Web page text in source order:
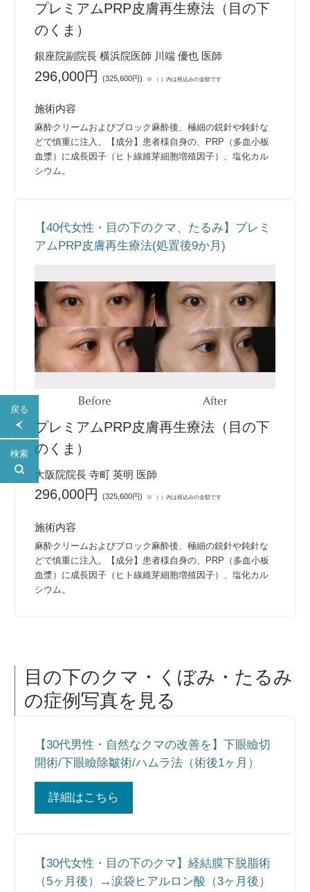
戻る
検索
プレミアムPRP皮膚再生療法（目の下
のくま）
銀座院副院長 横浜院医師 川端 優也 医師
296,000円(325,600円) ※ （ ）内は税込みの金額です
施術内容
麻酔クリームおよびブロック麻酔後、極細の鋭針や鈍針な
どで慎重に注入。【成分】患者様自身の、PRP（多血小板
血漿）に成長因子（ヒト線維芽細胞増殖因子）、塩化カル
シウム。
【40代女性・目の下のクマ、たるみ】プレミ
アムPRP皮膚再生療法(処置後9か月)
Before After
プレミアムPRP皮膚再生療法（目の下
のくま）
大阪院院長 寺町 英明 医師
296,000円(325,600円) ※ （ ）内は税込みの金額です
施術内容
麻酔クリームおよびブロック麻酔後、極細の鋭針や鈍針な
どで慎重に注入。【成分】患者様自身の、PRP（多血小板
血漿）に成長因子（ヒト線維芽細胞増殖因子）、塩化カル
シウム。
目の下のクマ・くぼみ・たるみ
の症例写真を見る
【30代男性・自然なクマの改善を】下眼瞼切
開術/下眼瞼除皺術/ハムラ法（術後1ヶ月）
詳細はこちら
【30代女性・目の下のクマ】経結膜下脱脂術
（5ヶ月後）→涙袋ヒアルロン酸（3ヶ月後）